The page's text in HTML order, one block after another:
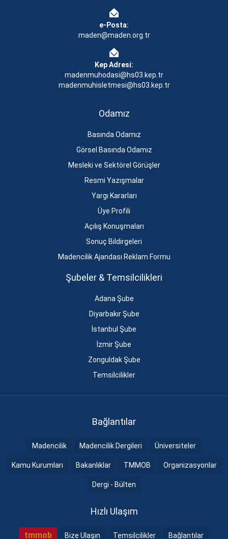
e-Posta:
maden@maden.org.tr
Kep Adresi:
madenmuhodasi@hs03.kep.tr
madenmuhisletmesi@hs03.kep.tr
Odamız
Basında Odamız
Görsel Basında Odamız
Mesleki ve Sektörel Görüşler
Resmi Yazışmalar
Yargı Kararları
Üye Profili
Açılış Konuşmaları
Sonuç Bildirgeleri
Madencilik Ajandası Reklam Formu
Şubeler & Temsilcilikleri
Adana Şube
Diyarbakır Şube
İstanbul Şube
İzmir Şube
Zonguldak Şube
Temsilcilikler
Bağlantılar
Madencilik Madencilik Dergileri Üniversiteler
Kamu Kurumları Bakanlıklar TMMOB Organizasyonlar
Dergi - Bülten
Hızlı Ulaşım
tmmob Bize Ulaşın Temsilcilikler Bağlantılar